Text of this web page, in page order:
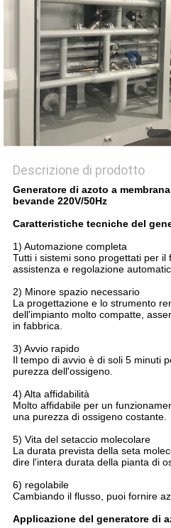
INFORMATIVA
SULLA
PRIVACY
Descrizione di prodotto
Generatore di azoto a
bevande 220V/50Hz
Caratteristiche tecniche del
1) Automazione completa
Tutti i sistemi sono progettati per il
assistenza e regolazione
2) Minore spazio necessario
La progettazione e lo strumento
dell'impianto molto compatte,
in fabbrica.
3) Avvio rapido
Il tempo di avvio è di soli 5 minuti
purezza dell'ossigeno.
4) Alta affidabilità
Molto affidabile per un
una purezza di ossigeno costante.
5) Vita del setaccio molecolare
La durata prevista della seta
dire l'intera durata della pianta di
6) regolabile
Cambiando il flusso, puoi fornire
Applicazione del generatore di